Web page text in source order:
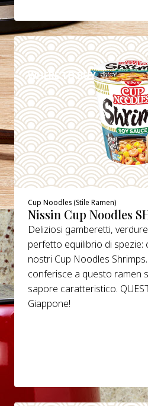
WHERE TO BUY
DETTAGLI
Cup Noodles (Stile Ramen)
Nissin Cup Noodles
Deliziosi gamberetti,
perfetto equilibrio di spezie:
nostri Cup Noodles
conferisce a questo ramen
sapore caratteristico.
Giappone!